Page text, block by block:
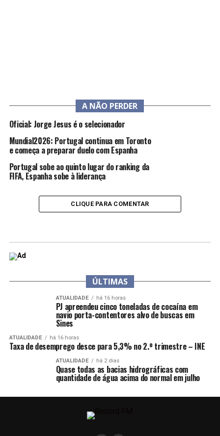
A NÃO PERDER
Oficial: Jorge Jesus é o selecionador
Mundial2026: Portugal continua em Toronto
e começa a preparar duelo com Espanha
Portugal sobe ao quinto lugar do ranking da
FIFA, Espanha sobe à liderança
CLIQUE PARA COMENTAR
ÚLTIMAS
ATUALIDADE há 16 horas
PJ apreendeu cinco toneladas de cocaína em
navio porta-contentores alvo de buscas em
Sines
ATUALIDADE há 16 horas
Taxa de desemprego desce para 5,3% no 2.º trimestre – INE
ATUALIDADE há 2 dias
Quase todas as bacias hidrográficas com
quantidade de água acima do normal em julho